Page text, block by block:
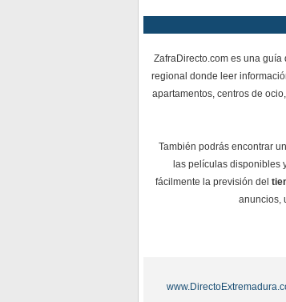
ZafraDirecto.com es una guía
regional donde leer
apartamentos, centros de
También podrás encontrar
las películas disponibles
fácilmente la previsión del
anuncios,